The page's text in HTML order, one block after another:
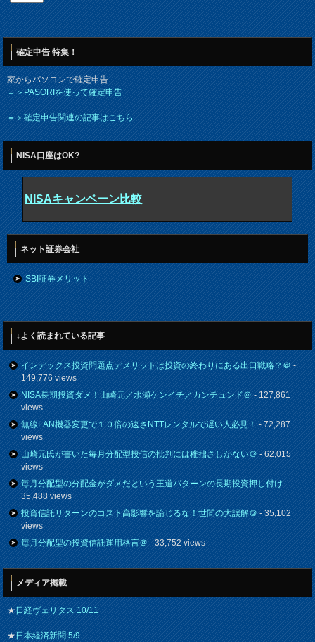
確定申告 特集！
家からパソコンで確定申告
＝＞PASORIを使って確定申告
＝＞確定申告関連の記事はこちら
NISA口座はOK?
NISAキャンペーン比較
ネット証券会社
SBI証券メリット
↓よく読まれている記事
インデックス投資問題点デメリットは投資の終わりにある出口戦略？＠-
149,776 views
NISA長期投資ダメ！山崎元／水瀬ケンイチ／カンチュンド＠- 127,861
views
無線LAN機器変更で１０倍の速さNTTレンタルで遅い人必見！- 72,287
views
山崎元氏が書いた毎月分配型投信の批判には稚拙さしかない＠- 62,015
views
毎月分配型の分配金がダメだという王道パターンの長期投資押し付け-
35,488 views
投資信託リターンのコスト高影響を論じるな！世間の大誤解＠- 35,102
views
毎月分配型の投資信託運用格言＠- 33,752 views
メディア掲載
★日経ヴェリタス 10/11
★日本経済新聞 5/9